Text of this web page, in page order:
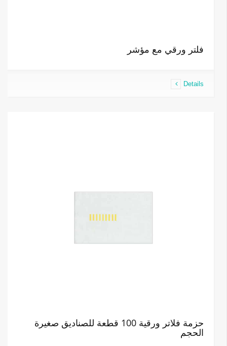
فلتر ورقي مع مؤشر
Details
حزمة فلاتر ورقية 100 قطعة للصناديق صغيرة
الحجم